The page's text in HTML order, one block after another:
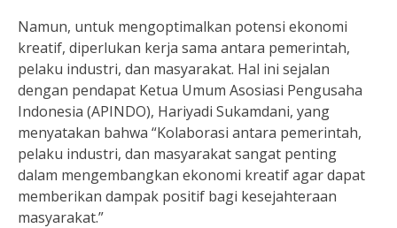
Namun, untuk mengoptimalkan potensi ekonomi
kreatif, diperlukan kerja sama antara pemerintah,
pelaku industri, dan masyarakat. Hal ini sejalan
dengan pendapat Ketua Umum Asosiasi Pengusaha
Indonesia (APINDO), Hariyadi Sukamdani, yang
menyatakan bahwa “Kolaborasi antara pemerintah,
pelaku industri, dan masyarakat sangat penting
dalam mengembangkan ekonomi kreatif agar dapat
memberikan dampak positif bagi kesejahteraan
masyarakat.”